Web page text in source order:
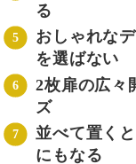
る
おしゃれな
を選ばない
2枚扉の広々
ズ
並べて置く
にもなる